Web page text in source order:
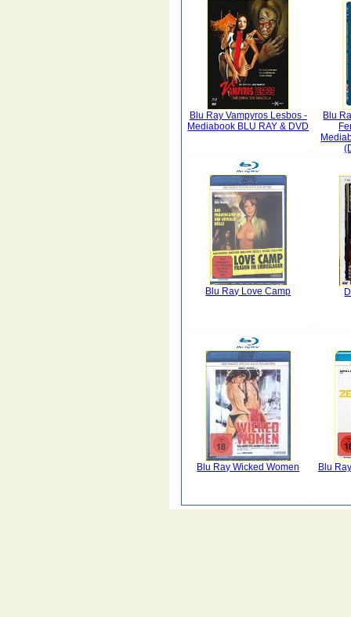
Blu Ray Vampyros Lesbos -
Mediabook BLU RAY & DVD
Blu
Blu Ray Love Camp
Blu Ray Wicked Women Blu